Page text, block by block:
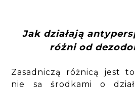
Jak działają
różni od
Zasadniczą różnicą jest
nie są środkami o